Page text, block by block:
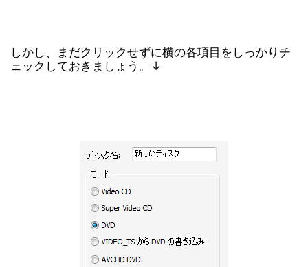
しかし、まだクリックせずに横の各項目をしっかりチ
ェックしておきましょう。↓